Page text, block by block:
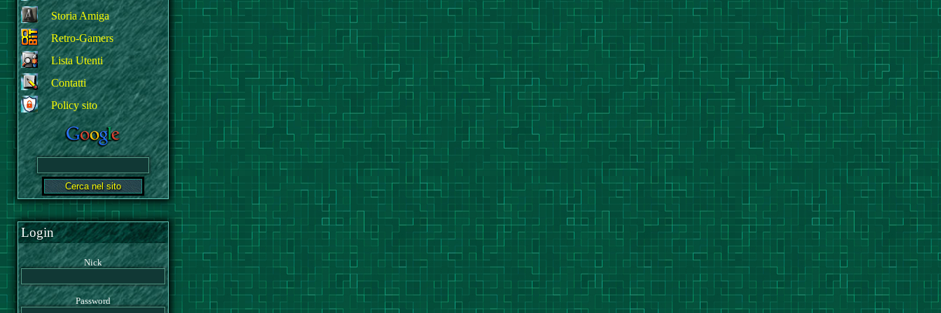
Storia Amiga
Retro-Gamers
Lista Utenti
Contatti
Policy sito
Login
Nick
Password